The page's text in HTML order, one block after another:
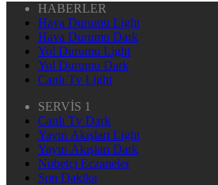
HABERLER
Hava Durumu Light
Hava Durumu Dark
Yol Durumu Light
Yol Durumu Dark
Canlı Tv Light
SERVİS 1
Canlı Tv Dark
Yayın Akışları Light
Yayın Akışları Dark
Nöbetçi Eczaneler
Son Dakika